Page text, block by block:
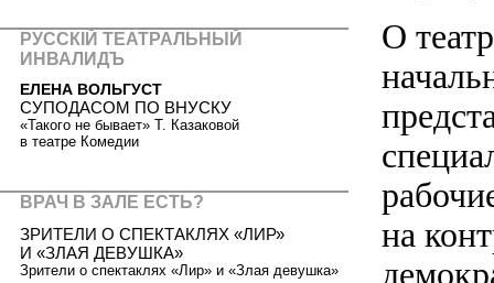
О
на
РУССКIЙ ТЕАТРАЛЬНЫЙ
ИНВАЛИДЪ
ЕЛЕНА ВОЛЬГУСТ
СУПОДАСОМ ПО ВНУСКУ
«Такого не бывает» Т. Казаковой
в театре Комедии
ВРАЧ В ЗАЛЕ ЕСТЬ?
ЗРИТЕЛИ О СПЕКТАКЛЯХ «ЛИР»
И «ЗЛАЯ ДЕВУШКА»
Зрители о спектаклях «Лир» и «Злая девушка»